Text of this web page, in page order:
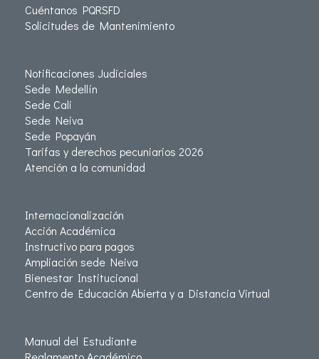
Cuéntanos PQRSFD
Solicitudes de Mantenimiento
Notificaciones Judiciales
Sede Medellín
Sede Cali
Sede Neiva
Sede Popayán
Tarifas y derechos pecuniarios 2026
Atención a la comunidad
Internacionalización
Acción Académica
Instructivo para pagos
Ampliación sede Neiva
Bienestar Institucional
Centro de Educación Abierta y a Distancia Virtual
Manual del Estudiante